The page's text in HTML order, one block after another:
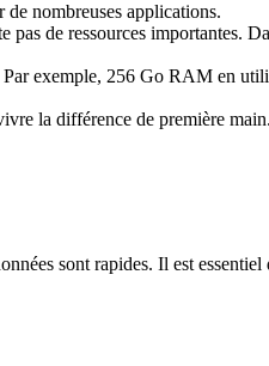
nombreuses applications.
pas de ressources importantes.
exemple, 256 Go RAM en
la différence de première main.
sont rapides. Il est